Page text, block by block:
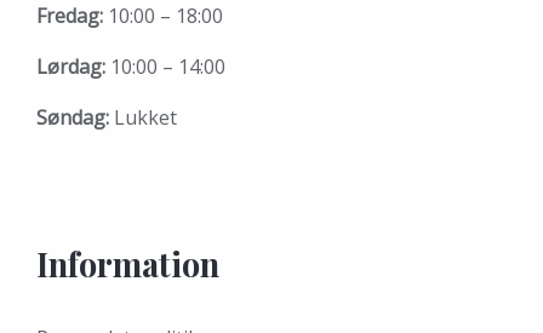
Fredag: 10:00 – 18:00
Lørdag: 10:00 – 14:00
Søndag: Lukket
Information